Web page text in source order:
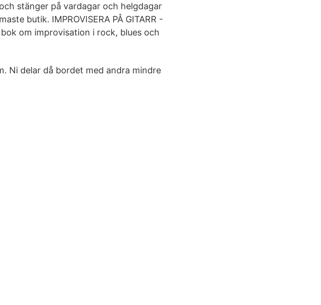
stänger på vardagar och helgdagar
butik. IMPROVISERA PÅ GITARR -
om improvisation i rock, blues och
Ni delar då bordet med andra mindre